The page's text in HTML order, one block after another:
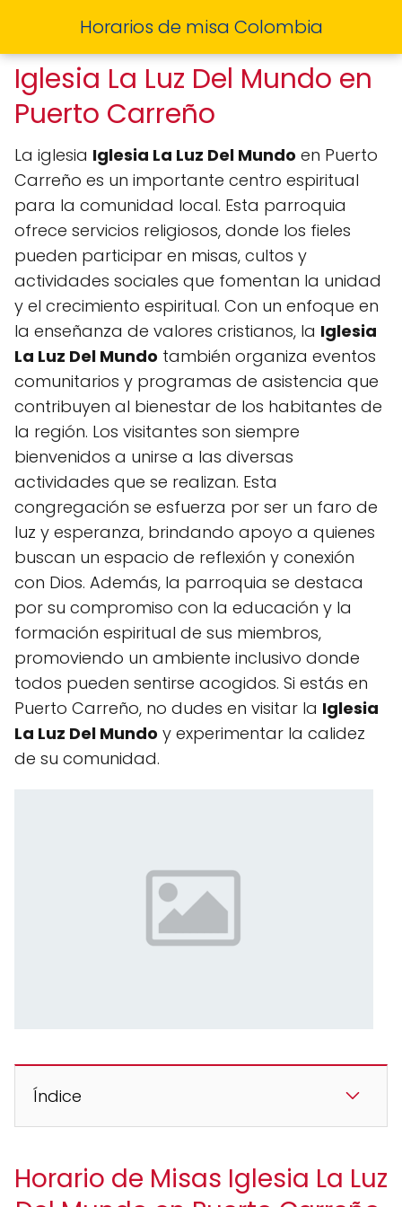
Horarios de misa Colombia
Iglesia La Luz Del Mundo en
Puerto Carreño
La iglesia Iglesia La Luz Del Mundo en Puerto
Carreño es un importante centro espiritual
para la comunidad local. Esta parroquia
ofrece servicios religiosos, donde los fieles
pueden participar en misas, cultos y
actividades sociales que fomentan la unidad
y el crecimiento espiritual. Con un enfoque en
la enseñanza de valores cristianos, la Iglesia
La Luz Del Mundo también organiza eventos
comunitarios y programas de asistencia que
contribuyen al bienestar de los habitantes de
la región. Los visitantes son siempre
bienvenidos a unirse a las diversas
actividades que se realizan. Esta
congregación se esfuerza por ser un faro de
luz y esperanza, brindando apoyo a quienes
buscan un espacio de reflexión y conexión
con Dios. Además, la parroquia se destaca
por su compromiso con la educación y la
formación espiritual de sus miembros,
promoviendo un ambiente inclusivo donde
todos pueden sentirse acogidos. Si estás en
Puerto Carreño, no dudes en visitar la Iglesia
La Luz Del Mundo y experimentar la calidez
de su comunidad.
Índice
Horario de Misas Iglesia La Luz